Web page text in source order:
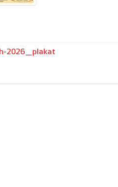
2026_plakat